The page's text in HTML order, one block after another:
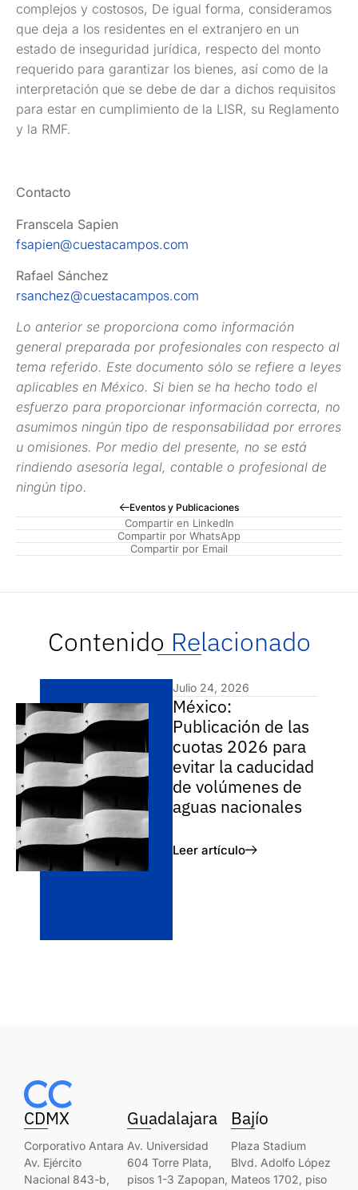
Eventos y Publicaciones
Compartir en LinkedIn
Compartir por WhatsApp
Compartir por Email
complejos y costosos, De igual forma, consideramos
que deja a los residentes en el extranjero en un
estado de inseguridad jurídica, respecto del monto
requerido para garantizar los bienes, así como de la
interpretación que se debe de dar a dichos requisitos
para estar en cumplimiento de la LISR, su Reglamento
y la RMF.
Contacto
Franscela Sapien
fsapien@cuestacampos.com
Rafael Sánchez
rsanchez@cuestacampos.com
Lo anterior se proporciona como información
general preparada por profesionales con respecto al
tema referido. Este documento sólo se refiere a leyes
aplicables en México. Si bien se ha hecho todo el
esfuerzo para proporcionar información correcta, no
asumimos ningún tipo de responsabilidad por errores
u omisiones. Por medio del presente, no se está
rindiendo asesoría legal, contable o profesional de
ningún tipo.
Contenido Relacionado
Julio 24, 2026
México:
Publicación de las
cuotas 2026 para
evitar la caducidad
de volúmenes de
aguas nacionales
Leer artículo
CDMX
Corporativo Antara
Av. Ejército
Nacional 843-b,
Guadalajara
Av. Universidad
604 Torre Plata,
pisos 1-3 Zapopan,
Bajío
Plaza Stadium
Blvd. Adolfo López
Mateos 1702, piso